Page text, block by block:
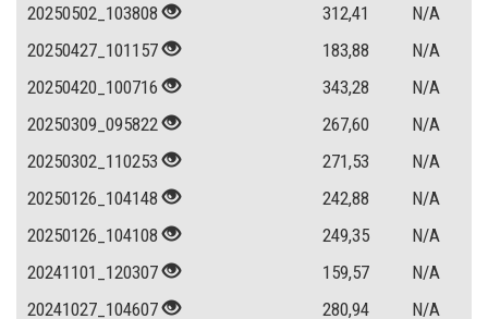
20250502_103808
312,41
N/A
20250427_101157
183,88
N/A
20250420_100716
343,28
N/A
20250309_095822
267,60
N/A
20250302_110253
271,53
N/A
20250126_104148
242,88
N/A
20250126_104108
249,35
N/A
20241101_120307
159,57
N/A
20241027_104607
280,94
N/A